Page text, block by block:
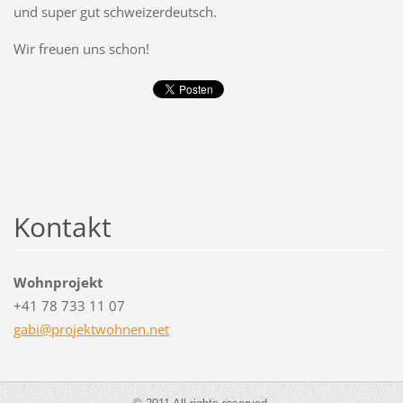
und super gut schweizerdeutsch.
Wir freuen uns schon!
Kontakt
Wohnprojekt
+41 78 733 11 07
gabi@projektwohnen.net